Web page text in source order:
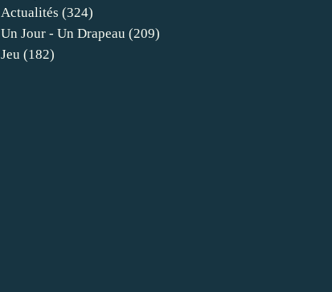
Actualités (324)
Un Jour - Un Drapeau (209)
Jeu (182)